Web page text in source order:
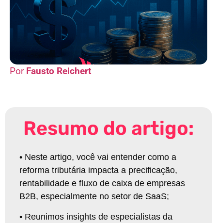
Fausto Reichert
Resumo do artigo:
• Neste artigo, você vai entender como a
reforma tributária impacta a precificação,
rentabilidade e fluxo de caixa de empresas
B2B, especialmente no setor de SaaS;
• Reunimos insights de especialistas da